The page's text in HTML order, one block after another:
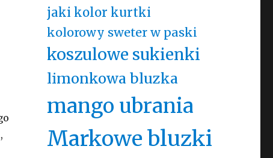
jaki kolor kurtki
kolorowy sweter w paski
koszulowe sukienki
limonkowa bluzka
mango ubrania
Markowe bluzki